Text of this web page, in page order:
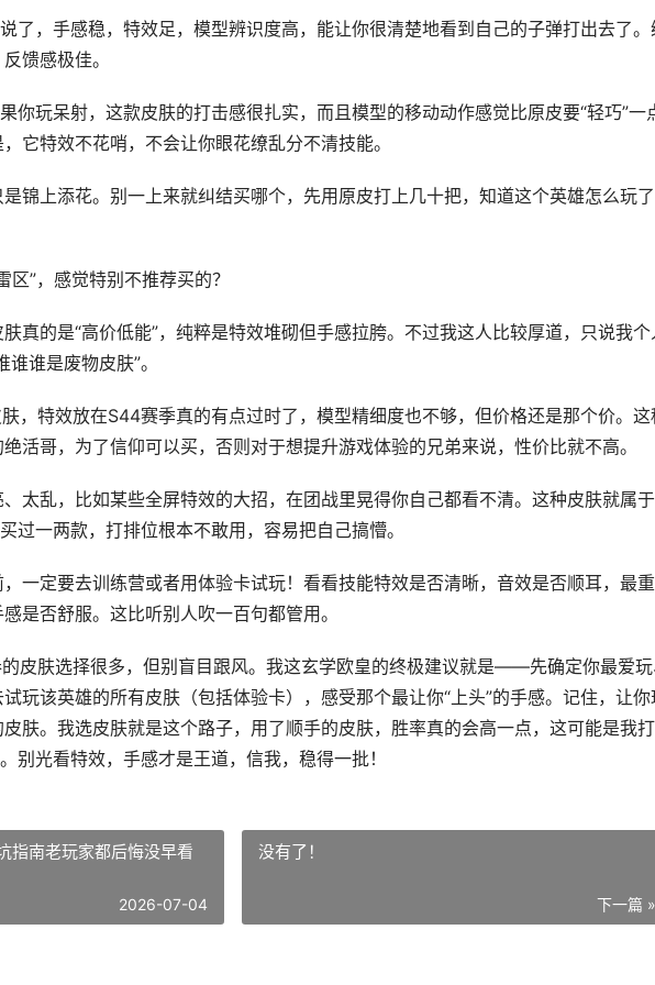
了，手感稳，特效足，模型辨识度高，能让你很清楚地看到自己的子弹打出去了。
馈感极佳。
你玩呆射，这款皮肤的打击感很扎实，而且模型的移动动作感觉比原皮要“轻巧”一
它特效不花哨，不会让你眼花缭乱分不清技能。
锦上添花。别一上来就纠结买哪个，先用原皮打上几十把，知道这个英雄怎么玩了
”，感觉特别不推荐买的？
真的是“高价低能”，纯粹是特效堆砌但手感拉胯。不过我这人比较厚道，只说我个
谁是废物皮肤”。
，特效放在S44赛季真的有点过时了，模型精细度也不够，但价格还是那个价。这
活哥，为了信仰可以买，否则对于想提升游戏体验的兄弟来说，性价比就不高。
太乱，比如某些全屏特效的大招，在团战里晃得你自己都看不清。这种皮肤就属于
过一两款，打排位根本不敢用，容易把自己搞懵。
一定要去训练营或者用体验卡试玩！看看技能特效是否清晰，音效是否顺耳，最
是否舒服。这比听别人吹一百句都管用。
皮肤选择很多，但别盲目跟风。我这玄学欧皇的终极建议就是——先确定你最爱玩
玩该英雄的所有皮肤（包括体验卡），感受那个最让你“上头”的手感。记住，让你
肤。我选皮肤就是这个路子，用了顺手的皮肤，胜率真的会高一点，这可能是我
别光看特效，手感才是王道，信我，稳得一批！
指南老玩家都后悔没早看
2026-07-04
没有了！
下一篇 »